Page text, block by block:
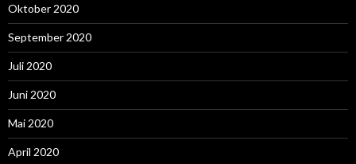
Oktober 2020
September 2020
Juli 2020
Juni 2020
Mai 2020
April 2020